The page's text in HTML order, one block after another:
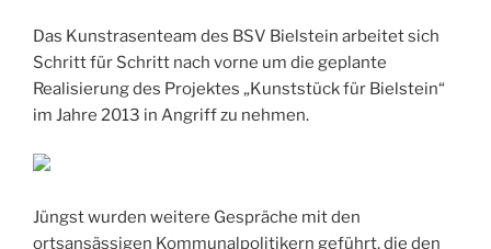
Das Kunstrasenteam des BSV Bielstein arbeitet sich
Schritt für Schritt nach vorne um die geplante
Realisierung des Projektes „Kunststück für Bielstein“
im Jahre 2013 in Angriff zu nehmen.
Jüngst wurden weitere Gespräche mit den
ortsansässigen Kommunalpolitikern geführt, die den